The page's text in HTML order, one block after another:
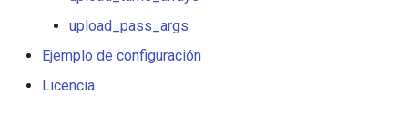
httpipe
upload_pass_args
Ejemplo de configuración
Licencia